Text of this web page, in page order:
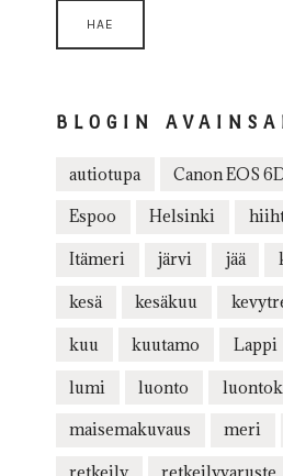
BLOGIN
autiotupa Canon EOS
Espoo Helsinki
Itämeri järvi jää
kesä kesäkuu
kuu kuutamo Lappi
lumi luonto
maisemakuvaus meri